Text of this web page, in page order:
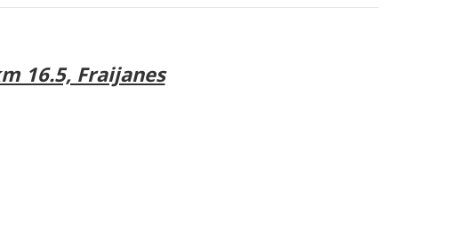
16.5, Fraijanes